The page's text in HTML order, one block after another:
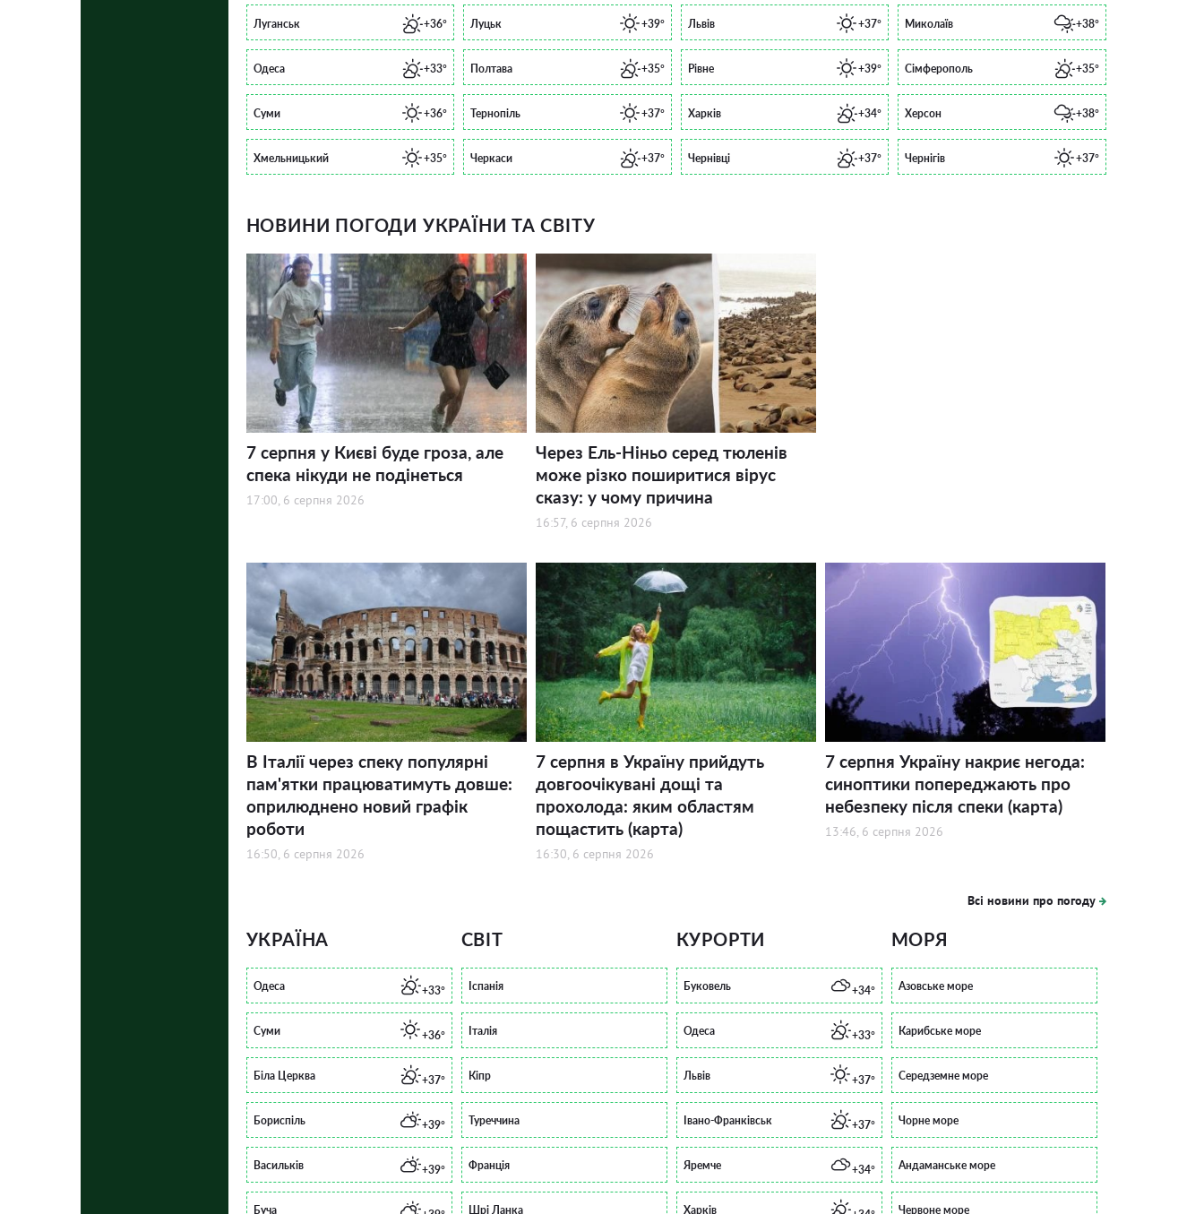
Луганськ +36° Луцьк +39° Львів +37° Миколаїв +38°
Одеса +33° Полтава +35° Рівне +39° Сімферополь +35°
Суми +36° Тернопіль +37° Харків +34° Херсон +38°
Хмельницький +35° Черкаси +37° Чернівці +37° Чернігів +37°
НОВИНИ ПОГОДИ УКРАЇНИ ТА СВІТУ
7 серпня у Києві буде гроза, але
спека нікуди не подінеться
17:00, 6 серпня 2026
Через Ель-Ніньо серед тюленів
може різко поширитися вірус
сказу: у чому причина
16:57, 6 серпня 2026
В Італії через спеку популярні
пам'ятки працюватимуть довше:
оприлюднено новий графік
роботи
16:50, 6 серпня 2026
7 серпня в Україну прийдуть
довгоочікувані дощі та
прохолода: яким областям
пощастить (карта)
16:30, 6 серпня 2026
7 серпня Україну накриє негода:
синоптики попереджають про
небезпеку після спеки (карта)
13:46, 6 серпня 2026
Всі новини про погоду
УКРАЇНА
Одеса +33°
Суми +36°
Біла Церква +37°
Бориспіль +39°
Васильків +39°
Буча
СВІТ
Іспанія
Італія
Кіпр
Туреччина
Франція
Шрі Ланка
КУРОРТИ
Буковель +34°
Одеса +33°
Львів +37°
Івано-Франківськ +37°
Яремче +34°
Харків
МОРЯ
Азовське море
Карибське море
Середземне море
Чорне море
Андаманське море
Червоне море